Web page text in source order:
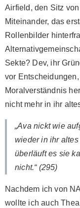
Airfield, den Sitz
Miteinander, das
Rollenbilder
Sekte? Dev, ihr
vor
Moralverständnis
nicht mehr in ihr
„Ava nickt wie
wieder in ihr
überläuft es sie
nicht.“ (295)
Nachdem ich von
wollte ich auch